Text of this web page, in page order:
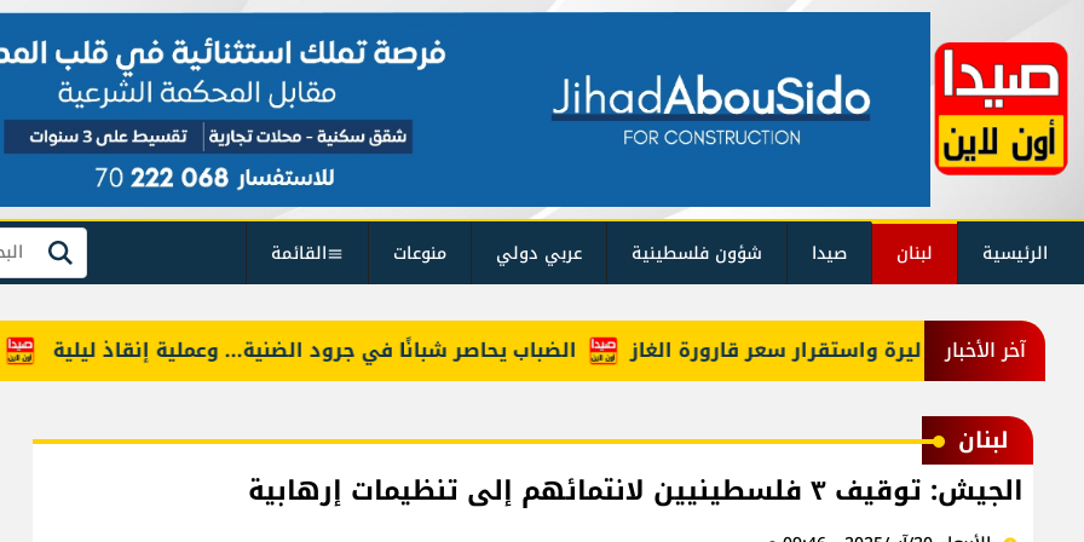
الرئيسية لبنان صيدا شؤون فلسطينية عربي دولي منوعات القائمة بحث
آخر الأخبار الضباب يحاصر شبانًا في جرود الضنية... وعملية إنقاذ ليلية
لبنان
الجيش: توقيف ٣ فلسطينيين لانتمائهم إلى تنظيمات إرهابية